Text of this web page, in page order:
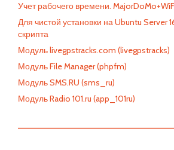
Учет рабочего времени.
Для чистой установки на Ubuntu Server
скрипта
Модуль livegpstracks.com (livegpstracks)
Модуль File Manager (phpfm)
Модуль SMS.RU (sms_ru)
Модуль Radio 101.ru (app_101ru)